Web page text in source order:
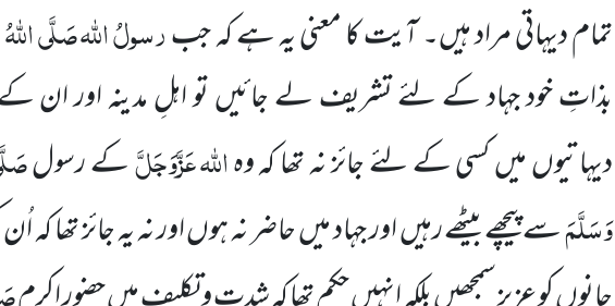
تمام دیہاتی مراد ہیں۔ آیت کا معنی یہ ہے کہ جبرسولُ اللہصَلَّی
بذاتِ خود جہاد کے لئے تشریف لے جائیں تو اہلِ مدینہ اور ان
دیہاتیوں میں کسی کے لئے جائز نہ تھاکہ وہاللہعَزَّوَجَلَّکے رسول
وَسَلَّمَسے پیچھے بیٹھے رہیںاور جہاد میں حاضر نہ ہوں اور نہ یہ جائز تھا